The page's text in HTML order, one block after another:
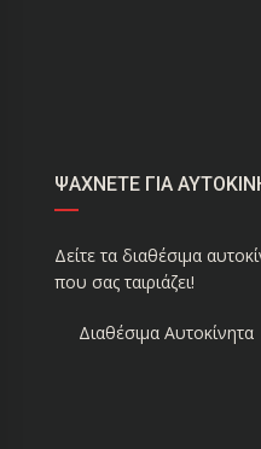
ΨΑΧΝΕΤΕ ΓΙΑ
Δείτε τα διαθέσιμα
που σας ταιριάζει!
Διαθέσιμα Αυτοκίνητα